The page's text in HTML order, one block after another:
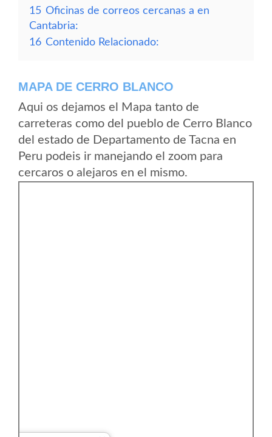
15 Oficinas de correos cercanas a en
Cantabria:
16 Contenido Relacionado:
MAPA DE CERRO BLANCO
Aqui os dejamos el Mapa tanto de
carreteras como del pueblo de Cerro Blanco
del estado de Departamento de Tacna en
Peru podeis ir manejando el zoom para
cercaros o alejaros en el mismo.